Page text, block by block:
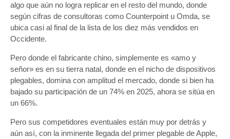
algo que aún no logra replicar en el resto del mundo, donde
según cifras de consultoras como Counterpoint u Omda, se
ubica casi al final de la lista de los diez más vendidos en
Occidente.
Pero donde el fabricante chino, simplemente es «amo y
señor» es en su tierra natal, donde en el nicho de dispositivos
plegables, domina con amplitud el mercado, donde si bien ha
bajado su participación de un 74% en 2025, ahora se sitúa en
un 66%.
Pero sus competidores eventuales están muy por detrás y
aún así, con la inminente llegada del primer plegable de Apple,